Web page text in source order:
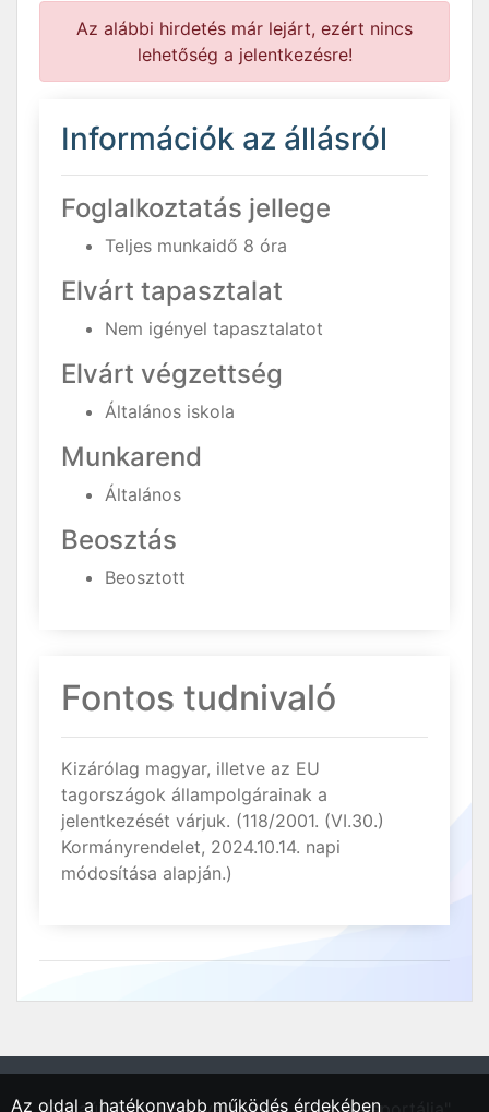
Az alábbi hirdetés már lejárt, ezért nincs
lehetőség a jelentkezésre!
Információk az állásról
Foglalkoztatás jellege
Teljes munkaidő 8 óra
Elvárt tapasztalat
Nem igényel tapasztalatot
Elvárt végzettség
Általános iskola
Munkarend
Általános
Beosztás
Beosztott
Fontos tudnivaló
Kizárólag magyar, illetve az EU
tagországok állampolgárainak a
jelentkezését várjuk. (118/2001. (VI.30.)
Kormányrendelet, 2024.10.14. napi
módosítása alapján.)
Az oldal a hatékonyabb működés érdekében